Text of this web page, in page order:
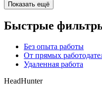
Показать ещё
Быстрые
Без опыта работы
От прямых
Удаленная работа
HeadHunter